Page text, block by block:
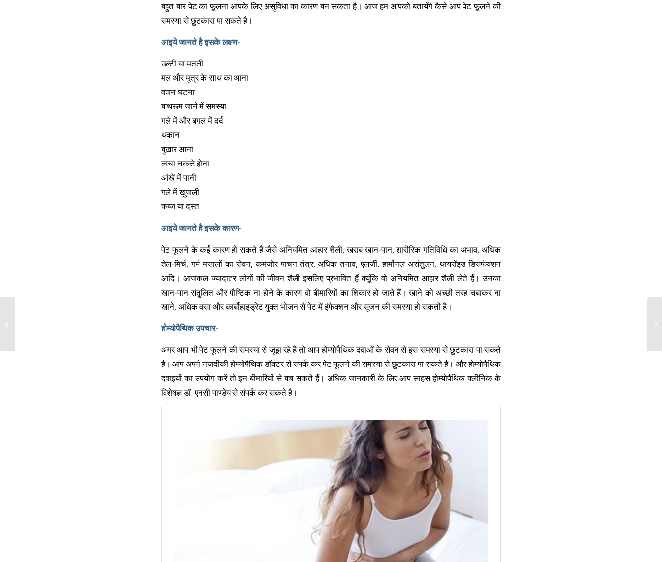
बहुत बार पेट का फूलना आपके लिए असुविधा का कारण बन सकता है। आज हम आपको बतायेंगे कैसे आप पेट फूलने की
समस्या से छुटकारा पा सकते है।
आइये जानते है इसके लक्षण-
उल्टी या मतली
मल और मूत्र के साथ का आना
वजन घटना
बाथरूम जाने में समस्या
गले में और बगल में दर्द
थकान
बुखार आना
त्वचा चकत्ते होना
आंखें में पानी
गले में खुजली
कब्ज या दस्त
आइये जानते है इसके कारण-
पेेट फूलने के कई कारण हो सकते हैं जैसे अनियमित आहार शैली, खराब खान-पान, शारीरिक गतिविधि का अभाव, अधिक
तेल-मिर्च, गर्म मसालों का सेवन, कमजोर पाचन तंत्र, अधिक तनाव, एलर्जी, हार्मोनल असंतुलन, थायरॉइड डिसफंक्शन
आदि। आजकल ज्यादातर लोगों की जीवन शैली इसलिए प्रभावित हैं क्यूंकि वो अनियमित आहार शैली लेते हैं। उनका
खान-पान संतुलित और पौष्टिक ना होने के कारण वो बीमारियों का शिकार हो जाते हैं। खाने को अच्छी तरह चबाकर ना
खाने, अधिक वसा और कार्बोहाइड्रेट युक्त भोजन से पेट में इंफेक्शन और सूजन की समस्या हो सकती है।
होम्योपैथिक उपचार-
अगर आप भी पेट फूलने की समस्या से जूझ रहे है तो आप होम्योपैथिक दवाओं के सेवन से इस समस्या से छुटकारा पा सकते
है। आप अपने नजदीकी होम्योपैथिक डॉक्टर से संपर्क कर पेट फूलने की समस्या से छुटकारा पा सकते है। और होम्योपैथिक
दवाइयों का उपयोग करें तो इन बीमारियों से बच सकते हैं। अधिक जानकारी के लिए आप साहस होम्योपैथिक क्लीनिक के
विशेषज्ञ डॉ. एनसी पाण्डेय से संपर्क कर सकते है।